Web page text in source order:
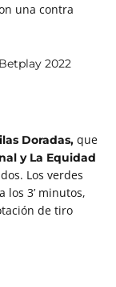
una contra
Doradas, que
y La Equidad
Los verdes
los 3’ minutos,
de tiro